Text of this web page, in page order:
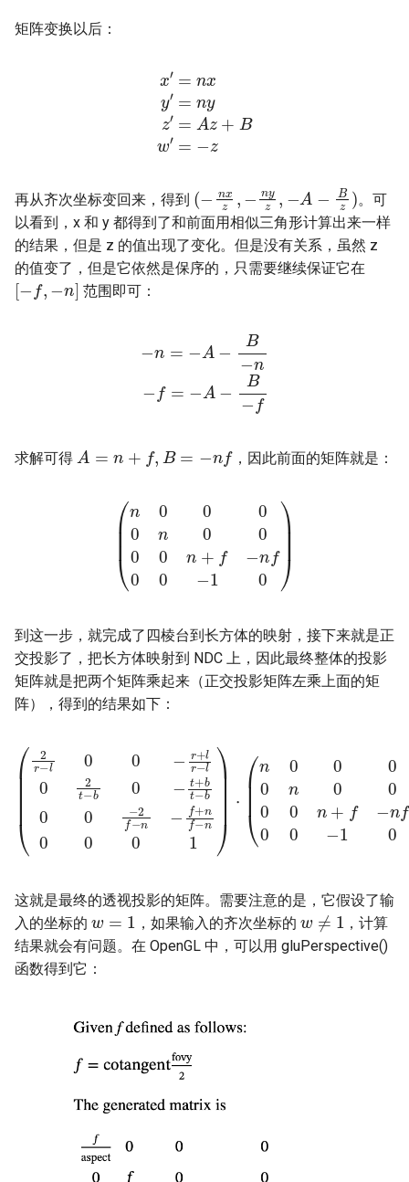
矩阵变换以后：
=nx y′=
Az +Bw
再从齐次坐标变回来，得到 ( nx ny −A B z。可
以看到，x 和 y 都得到了和前面用相似三角形计算出来一样
的结果，但是 z 的值出现了变化。但是没有关系，虽然 z
的值变了，但是它依然是保序的，只需要继续保证它在
[−f,− n
范围即可：
−f=
求解可得
A
，因此前面的矩阵就是：
00 0 00 f− nf
1
到这一步，就完成了四棱台到长方体的映射，接下来就是正
交投影了，把长方体映射到 NDC 上，因此最终整体的投影
矩阵就是把两个矩阵乘起来（正交投影矩阵左乘上面的矩
阵），得到的结果如下：
r− l0 r+ 0 0−t +
10 2 r+l r−
这就是最终的透视投影的矩阵。需要注意的是，它假设了输
入的坐标的
w=1
，如果输入的齐次坐标的
w ≠1
，计算
结果就会有问题。在 OpenGL 中，可以用 gluPerspective()
函数得到它：